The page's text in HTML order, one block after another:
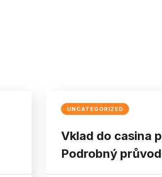
UNCATEGORIZED
Vklad do casina
Podrobný